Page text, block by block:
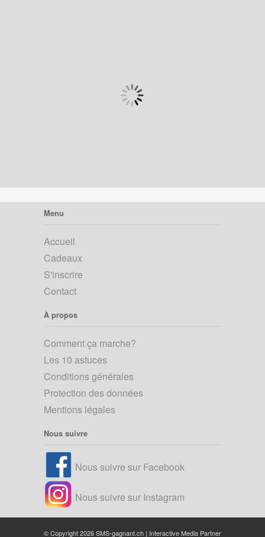
Menu
Accueil
Cadeaux
S'inscrire
Contact
À propos
Comment ça marche?
Les 10 astuces
Conditions générales
Protection des données
Mentions légales
Nous suivre
Nous suivre sur Facebook
Nous suivre sur Instagram
© Copyright 2026 SMS-gagnant.ch | Interactive Media Partner